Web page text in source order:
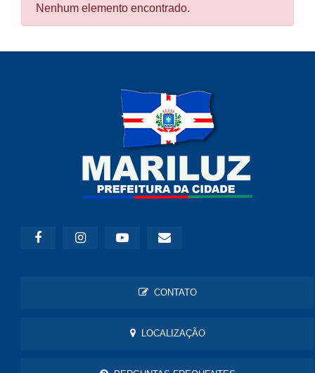
Nenhum elemento encontrado.
CONTATO
LOCALIZAÇÃO